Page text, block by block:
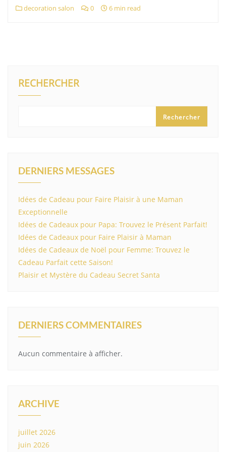
decoration salon 0 6 min read
RECHERCHER
Rechercher
DERNIERS MESSAGES
Idées de Cadeau pour Faire Plaisir à une Maman
Exceptionnelle
Idées de Cadeaux pour Papa: Trouvez le Présent Parfait!
Idées de Cadeaux pour Faire Plaisir à Maman
Idées de Cadeaux de Noël pour Femme: Trouvez le
Cadeau Parfait cette Saison!
Plaisir et Mystère du Cadeau Secret Santa
DERNIERS COMMENTAIRES
Aucun commentaire à afficher.
ARCHIVE
juillet 2026
juin 2026